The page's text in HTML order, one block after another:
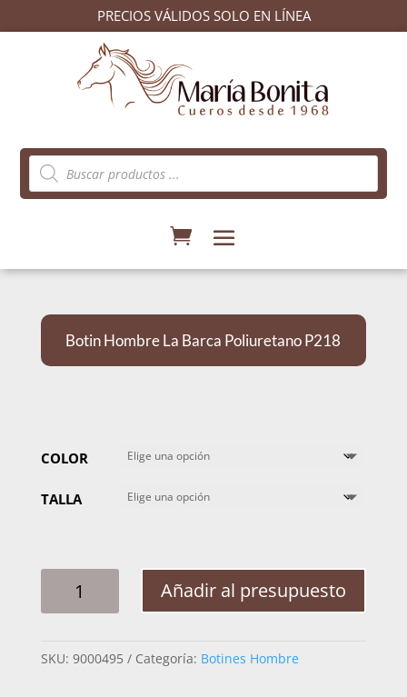
PRECIOS VÁLIDOS SOLO EN LÍNEA
Búsqueda
de
productos
Botin Hombre La Barca Poliuretano P218
COLOR
TALLA
HOMBRE
POLIURETANO
Añadir al presupuesto
SKU: 9000495 Categoría: Botines Hombre